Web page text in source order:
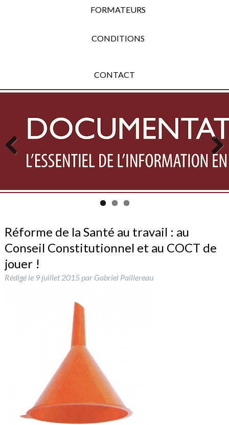
FORMATEURS
CONDITIONS
CONTACT
Previous Next
Réforme de la Santé au travail : au
Conseil Constitutionnel et au COCT de
jouer !
Rédigé le 9 juillet 2015par Gabriel Paillereau